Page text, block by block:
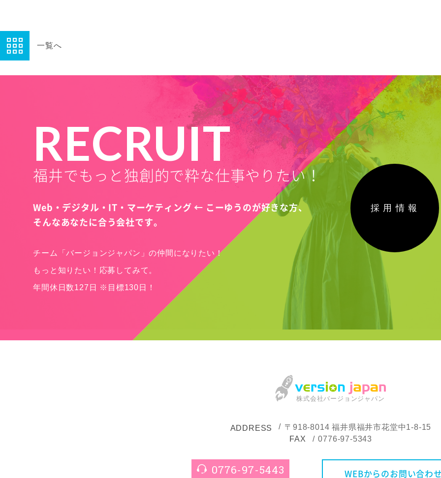
一覧へ
RECRUIT
福井でもっと独創的で粋な仕事やりたい！
Web・デジタル・IT・マーケティング ← こーゆうのが好きな方、
そんなあなたに合う会社です。
チーム「バージョンジャパン」の仲間になりたい！
もっと知りたい！応募してみて。
年間休日数127日 ※目標130日！
採用情報
株式会社バージョンジャパン
ADDRESS 〒918-8014福井県福井市花堂中1-8-15
FAX
0776-97-5343
0776-97-5443 WEBからのお問い合わ